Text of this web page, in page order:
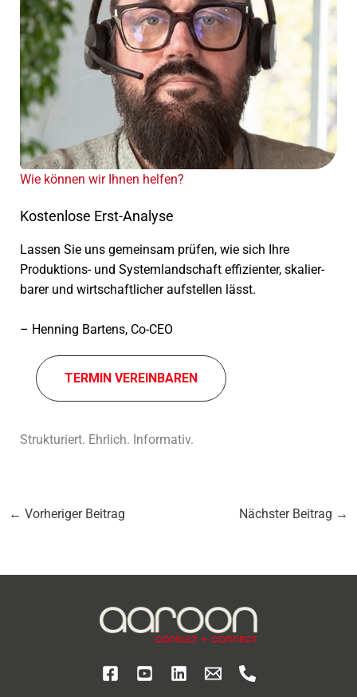
Wie können wir Ihnen helfen?
Kostenlose Erst-Analyse
Lassen Sie uns gemein­sam prüfen, wie sich Ihre
Produktions- und Systemlandschaft effi­zi­en­ter, skalier­
ba­rer und wirt­schaft­li­cher aufstel­len lässt.
– Henning Bartens, Co-CEO
TERMIN VEREIN­BA­REN
Strukturiert. Ehrlich. Informativ.
← Vorheriger Beitrag Nächster Beitrag →